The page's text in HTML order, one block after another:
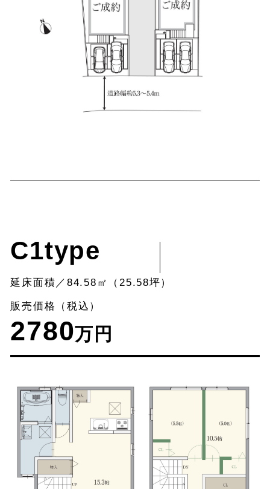
C1type
延床面積／84.58㎡（25.58坪）
販売価格（税込）
2780万円